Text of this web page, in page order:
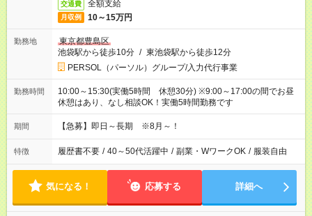
交通費 全額支給
月収例 10～15万円
勤務地
東京都豊島区
池袋駅から徒歩10分 / 東池袋駅から徒歩12分
PERSOL（パーソル）グループ/入力代行事業
勤務時間
10:00～15:30(実働5時間 休憩30分) ※9:00～17:00の間でお昼
休憩はあり、なし相談OK！実働5時間勤務です
期間 【急募】即日～長期 ※8月～！
特徴 履歴書不要 / 40～50代活躍中 / 副業・WワークOK / 服装自由
気になる！ 応募する 詳細へ